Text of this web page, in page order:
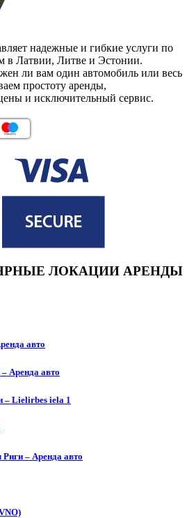
надежные и гибкие услуги по
в Латвии, Литве и Эстонии.
ли вам один автомобиль или весь
простоту аренды,
и исключительный сервис.
ЛОКАЦИИ АРЕНДЫ
авто
Аренда авто
– Lielirbes iela 1
– Аренда авто